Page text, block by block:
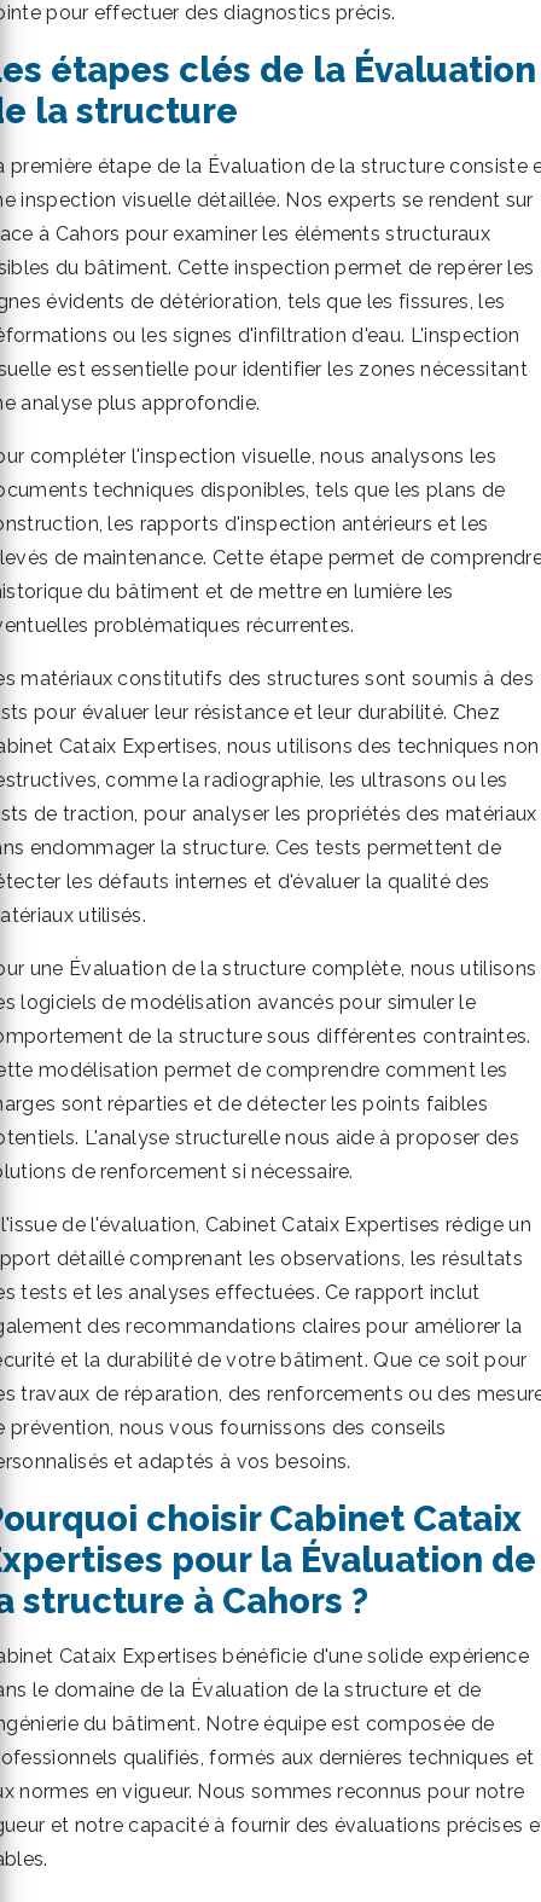
pour effectuer des diagnostics précis.
étapes clés de la Évaluation
la structure
première étape de la Évaluation de la structure consiste
inspection visuelle détaillée. Nos experts se rendent sur
à Cahors pour examiner les éléments structuraux
du bâtiment. Cette inspection permet de repérer les
évidents de détérioration, tels que les fissures, les
ou les signes d'infiltration d'eau. L'inspection
est essentielle pour identifier les zones nécessitant
analyse plus approfondie.
compléter l'inspection visuelle, nous analysons les
techniques disponibles, tels que les plans de
les rapports d'inspection antérieurs et les
de maintenance. Cette étape permet de
du bâtiment et de mettre en lumière les
problématiques récurrentes.
matériaux constitutifs des structures sont soumis à des
pour évaluer leur résistance et leur durabilité. Chez
Cataix Expertises, nous utilisons des techniques non
comme la radiographie, les ultrasons ou les
de traction, pour analyser les propriétés des matériaux
endommager la structure. Ces tests permettent de
les défauts internes et d'évaluer la qualité des
utilisés.
une Évaluation de la structure complète, nous utilisons
logiciels de modélisation avancés pour simuler le
de la structure sous différentes contraintes.
modélisation permet de comprendre comment les
sont réparties et de détecter les points faibles
L'analyse structurelle nous aide à proposer des
de renforcement si nécessaire.
de l'évaluation, Cabinet Cataix Expertises rédige un
détaillé comprenant les observations, les résultats
tests et les analyses effectuées. Ce rapport inclut
des recommandations claires pour améliorer la
et la durabilité de votre bâtiment. Que ce soit pour
travaux de réparation, des renforcements ou des
prévention, nous vous fournissons des conseils
et adaptés à vos besoins.
choisir Cabinet Cataix
pour la Évaluation de
structure à Cahors ?
Cataix Expertises bénéficie d'une solide expérience
le domaine de la Évaluation de la structure et de
du bâtiment. Notre équipe est composée de
qualifiés, formés aux dernières techniques et
normes en vigueur. Nous sommes reconnus pour notre
et notre capacité à fournir des évaluations précises